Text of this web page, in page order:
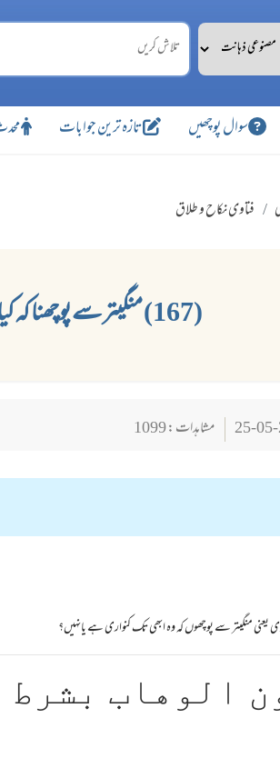
سوال پوچھیں تازہ ترین جوابات
فتاوی نکاح و طلاق
(167) منگیتر سے پوچھنا کہ کیا وہ کنواری ہے؟
مشاہدات : 1099
یعنی منگیتر سے پوچھوں کہ وہ ابھی تک کنواری ہے یانہیں؟
الوهاب